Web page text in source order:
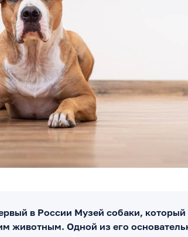
в России Музей собаки,
животным. Одной из его